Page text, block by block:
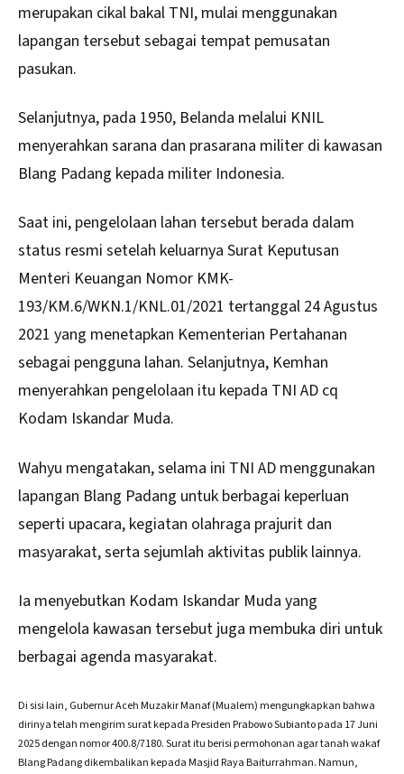
merupakan cikal bakal TNI, mulai menggunakan
lapangan tersebut sebagai tempat pemusatan
pasukan.
Selanjutnya, pada 1950, Belanda melalui KNIL
menyerahkan sarana dan prasarana militer di kawasan
Blang Padang kepada militer Indonesia.
Saat ini, pengelolaan lahan tersebut berada dalam
status resmi setelah keluarnya Surat Keputusan
Menteri Keuangan Nomor KMK-
193/KM.6/WKN.1/KNL.01/2021 tertanggal 24 Agustus
2021 yang menetapkan Kementerian Pertahanan
sebagai pengguna lahan. Selanjutnya, Kemhan
menyerahkan pengelolaan itu kepada TNI AD cq
Kodam Iskandar Muda.
Wahyu mengatakan, selama ini TNI AD menggunakan
lapangan Blang Padang untuk berbagai keperluan
seperti upacara, kegiatan olahraga prajurit dan
masyarakat, serta sejumlah aktivitas publik lainnya.
Ia menyebutkan Kodam Iskandar Muda yang
mengelola kawasan tersebut juga membuka diri untuk
berbagai agenda masyarakat.
Di sisi lain, Gubernur Aceh Muzakir Manaf (Mualem) mengungkapkan bahwa
dirinya telah mengirim surat kepada Presiden Prabowo Subianto pada 17 Juni
2025 dengan nomor 400.8/7180. Surat itu berisi permohonan agar tanah wakaf
Blang Padang dikembalikan kepada Masjid Raya Baiturrahman. Namun,